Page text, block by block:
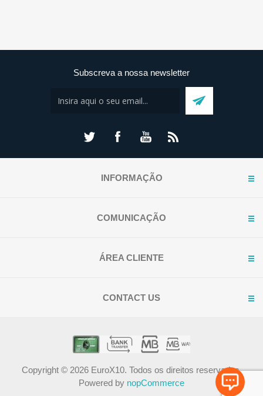
Subscreva a nossa newsletter
INFORMAÇÃO
COMUNICAÇÃO
ÁREA CLIENTE
CONTACT US
Copyright © 2026 EuroX10. Todos os direitos reservados.
Powered by nopCommerce